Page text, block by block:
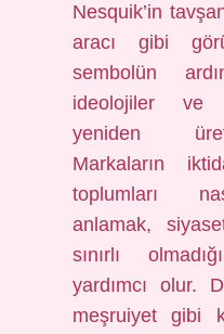
Nesquik’in
aracı gibi
sembolün
ideolojiler ve
yeniden
Markaların
toplumları
anlamak,
sınırlı
yardımcı olur.
meşruiyet gibi